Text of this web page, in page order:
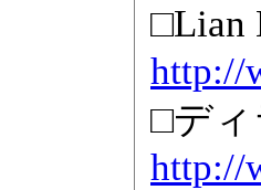
□Lian
http://
□デ
http://